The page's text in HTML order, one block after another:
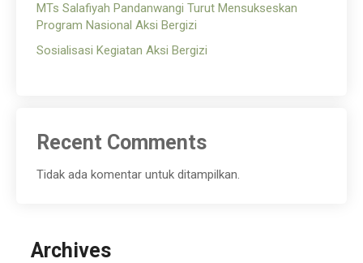
MTs Salafiyah Pandanwangi Turut Mensukseskan
Program Nasional Aksi Bergizi
Sosialisasi Kegiatan Aksi Bergizi
Recent Comments
Tidak ada komentar untuk ditampilkan.
Archives